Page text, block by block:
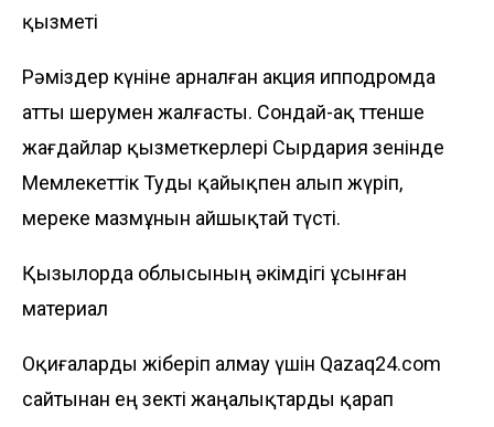
қызметі
Рәміздер күніне арналған акция ипподромда
атты шерумен жалғасты. Сондай-ақ төтенше
жағдайлар қызметкерлері Сырдария өзенінде
Мемлекеттік Туды қайықпен алып жүріп,
мереке мазмұнын айшықтай түсті.
Қызылорда облысының әкімдігі ұсынған
материал
Оқиғаларды жіберіп алмау үшін Qazaq24.com
сайтынан ең өзекті жаңалықтарды қарап